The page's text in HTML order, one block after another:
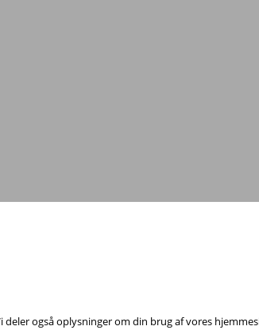
også oplysninger om din brug af vores